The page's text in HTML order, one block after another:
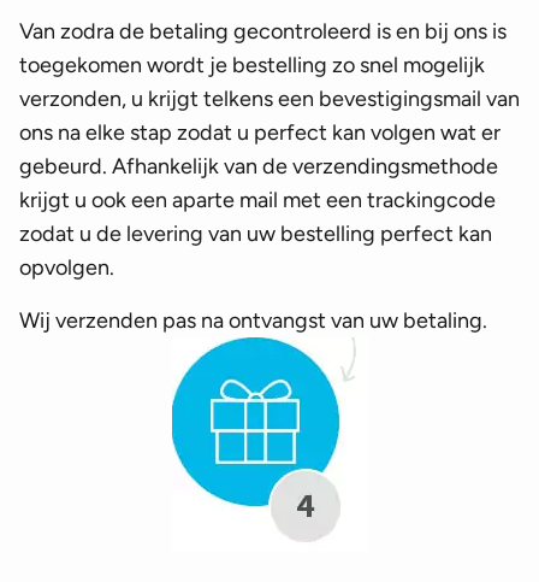
Van zodra de betaling gecontroleerd is en bij ons is
toegekomen wordt je bestelling zo snel mogelijk
verzonden, u krijgt telkens een bevestigingsmail van
ons na elke stap zodat u perfect kan volgen wat er
gebeurd. Afhankelijk van de verzendingsmethode
krijgt u ook een aparte mail met een trackingcode
zodat u de levering van uw bestelling perfect kan
opvolgen.
Wij verzenden pas na ontvangst van uw betaling.